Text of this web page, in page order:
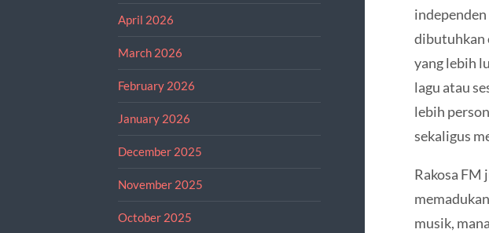
April 2026
March 2026
February 2026
January 2026
December 2025
November 2025
October 2025
dibutuhkan
yang lebih
lagu atau
lebih
sekaligus
Rakosa FM
musik,